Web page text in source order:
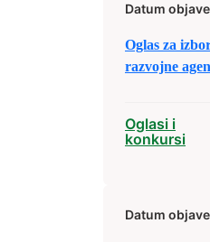
Datum
Oglas za
razvojne
Oglasi i
konkursi
Datum